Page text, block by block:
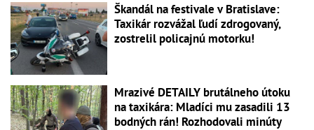
Škandál na festivale v Bratislave:
Taxikár rozvážal ľudí zdrogovaný,
zostrelil policajnú motorku!
Mrazivé DETAILY brutálneho útoku
na taxikára: Mladíci mu zasadili 13
bodných rán! Rozhodovali minúty